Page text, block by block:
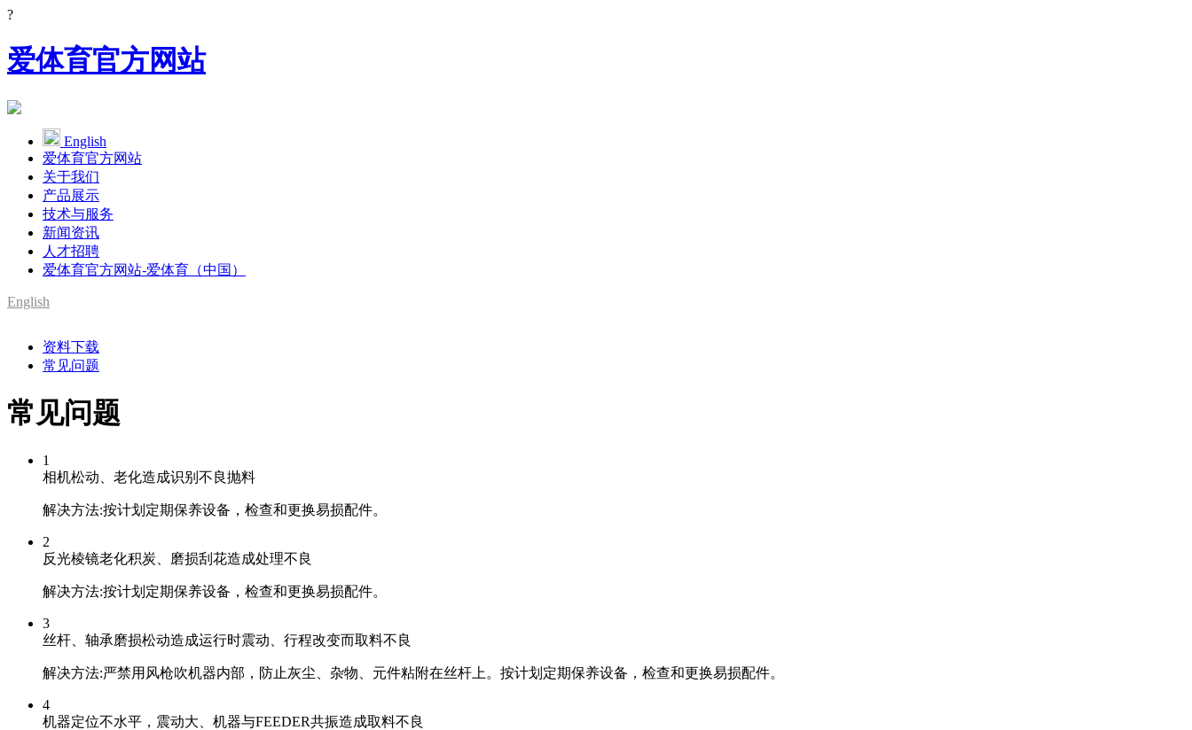
?
爱体育官方网站
English
爱体育官方网站
关于我们
产品展示
技术与服务
新闻资讯
人才招聘
爱体育官方网站-爱体育（中国）
English
资料下载
常见问题
常见问题
1
相机松动、老化造成识别不良抛料
解决方法:按计划定期保养设备，检查和更换易损配件。
2
反光棱镜老化积炭、磨损刮花造成处理不良
解决方法:按计划定期保养设备，检查和更换易损配件。
3
丝杆、轴承磨损松动造成运行时震动、行程改变而取料不良
解决方法:严禁用风枪吹机器内部，防止灰尘、杂物、元件粘附在丝杆上。按计划定期保养设备，检查和更换易损配件。
4
机器定位不水平，震动大、机器与FEEDER共振造成取料不良